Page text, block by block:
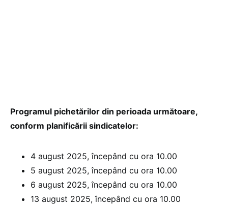
Programul pichetărilor din perioada următoare,
conform planificării sindicatelor:
4 august 2025, începând cu ora 10.00
5 august 2025, începând cu ora 10.00
6 august 2025, începând cu ora 10.00
13 august 2025, începând cu ora 10.00